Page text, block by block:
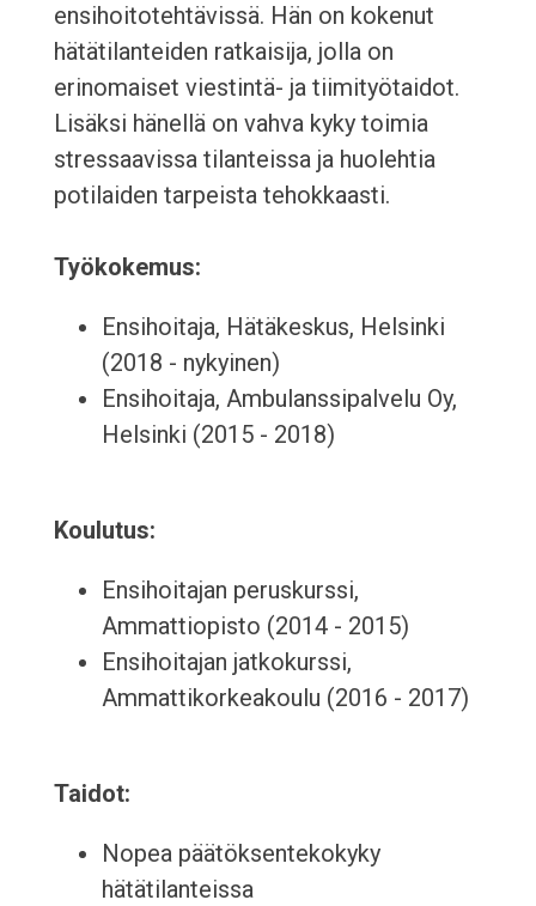
ensihoitotehtävissä. Hän on kokenut
hätätilanteiden ratkaisija, jolla on
erinomaiset viestintä- ja tiimityötaidot.
Lisäksi hänellä on vahva kyky toimia
stressaavissa tilanteissa ja huolehtia
potilaiden tarpeista tehokkaasti.
Työkokemus:
Ensihoitaja, Hätäkeskus, Helsinki
(2018 - nykyinen)
Ensihoitaja, Ambulanssipalvelu Oy,
Helsinki (2015 - 2018)
Koulutus:
Ensihoitajan peruskurssi,
Ammattiopisto (2014 - 2015)
Ensihoitajan jatkokurssi,
Ammattikorkeakoulu (2016 - 2017)
Taidot:
Nopea päätöksentekokyky
hätätilanteissa